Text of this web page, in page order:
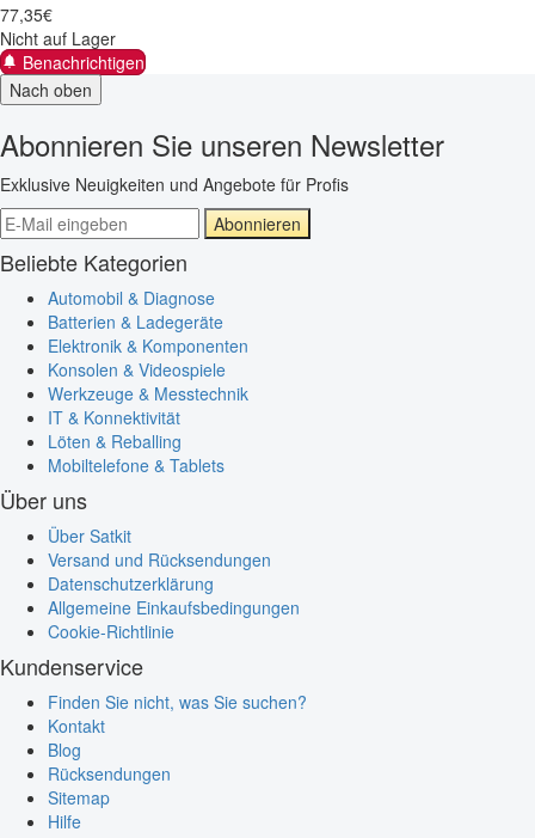
77,35€
Nicht auf Lager
Benachrichtigen
Nach oben
Abonnieren Sie unseren Newsletter
Exklusive Neuigkeiten und Angebote für Profis
Abonnieren
Beliebte Kategorien
Automobil & Diagnose
Batterien & Ladegeräte
Elektronik & Komponenten
Konsolen & Videospiele
Werkzeuge & Messtechnik
IT & Konnektivität
Löten & Reballing
Mobiltelefone & Tablets
Über uns
Über Satkit
Versand und Rücksendungen
Datenschutzerklärung
Allgemeine Einkaufsbedingungen
Cookie-Richtlinie
Kundenservice
Finden Sie nicht, was Sie suchen?
Kontakt
Blog
Rücksendungen
Sitemap
Hilfe